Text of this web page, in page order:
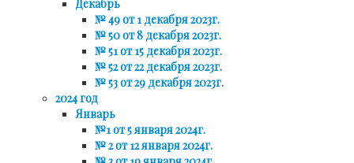
Декабрь
№ 49 от 1 декабря 2023г.
№ 50 от 8 декабря 2023г.
№ 51 от 15 декабря 2023г.
№ 52 от 22 декабря 2023г.
№ 53 от 29 декабря 2023г.
2024 год
Январь
№1 от 5 января 2024г.
№ 2 от 12 января 2024г.